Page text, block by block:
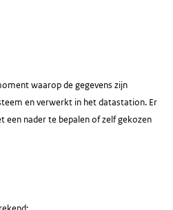
waarop de gegevens zijn
en verwerkt in het datastation. Er
nader te bepalen of zelf gekozen